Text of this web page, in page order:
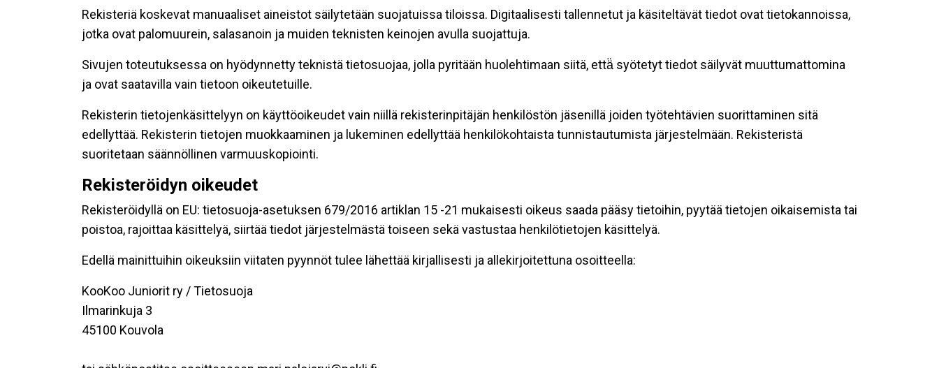
Rekisteriä koskevat manuaaliset aineistot säilytetään suojatuissa tiloissa. Digitaalisesti tallennetut ja käsiteltävät tiedot ovat tietokannoissa,
jotka ovat palomuurein, salasanoin ja muiden teknisten keinojen avulla suojattuja.
Sivujen toteutuksessa on hyödynnetty teknistä tietosuojaa, jolla pyritään huolehtimaan siitä, että̈ syötetyt tiedot säilyvät muuttumattomina
ja ovat saatavilla vain tietoon oikeutetuille.
Rekisterin tietojenkäsittelyyn on käyttöoikeudet vain niillä rekisterinpitäjän henkilöstön jäsenillä joiden työtehtävien suorittaminen sitä
edellyttää. Rekisterin tietojen muokkaaminen ja lukeminen edellyttää henkilökohtaista tunnistautumista järjestelmään. Rekisteristä
suoritetaan säännöllinen varmuuskopiointi.
Rekisteröidyn oikeudet
Rekisteröidyllä on EU: tietosuoja-asetuksen 679/2016 artiklan 15 -21 mukaisesti oikeus saada pääsy tietoihin, pyytää tietojen oikaisemista tai
poistoa, rajoittaa käsittelyä, siirtää tiedot järjestelmästä toiseen sekä vastustaa henkilötietojen käsittelyä.
Edellä mainittuihin oikeuksiin viitaten pyynnöt tulee lähettää kirjallisesti ja allekirjoitettuna osoitteella:
KooKoo Juniorit ry / Tietosuoja
Ilmarinkuja 3
45100 Kouvola